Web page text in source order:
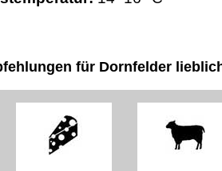
für Dornfelder